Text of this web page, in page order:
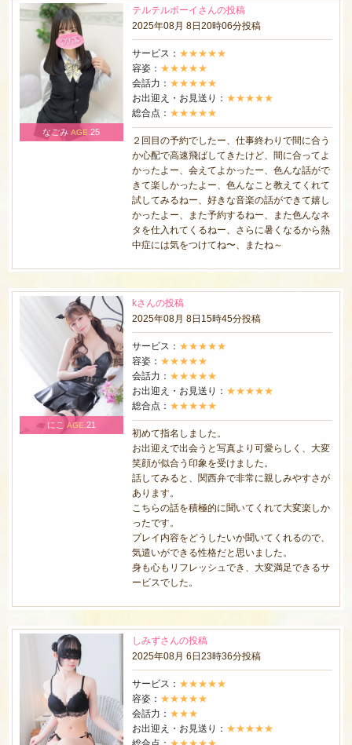
なごみAGE.25
テルテルボーイさんの投稿
2025年08月 8日20時06分投稿
サービス： ★★★★★
容姿： ★★★★★
会話力： ★★★★★
お出迎え・お見送り： ★★★★★
総合点： ★★★★★
２回目の予約でしたー、仕事終わりで間に合う
か心配で高速飛ばしてきたけど、間に合ってよ
かったよー、会えてよかったー、色んな話がで
きて楽しかったよー、色んなこと教えてくれて
試してみるねー、好きな音楽の話ができて嬉し
かったよー、また予約するねー、また色んなネ
タを仕入れてくるねー、さらに暑くなるから熱
中症には気をつけてね〜、またね～
にこ AGE. 21
kさんの投稿
2025年08月 8日15時45分投稿
サービス： ★★★★★
容姿： ★★★★★
会話力： ★★★★★
お出迎え・お見送り： ★★★★★
総合点： ★★★★★
初めて指名しました。
お出迎えで出会うと写真より可愛らしく、大変
笑顔が似合う印象を受けました。
話してみると、関西弁で非常に親しみやすさが
あります。
こちらの話を積極的に聞いてくれて大変楽しか
ったです。
プレイ内容をどうしたいか聞いてくれるので、
気遣いができる性格だと思いました。
身も心もリフレッシュでき、大変満足できるサ
ービスでした。
しみずさんの投稿
2025年08月 6日23時36分投稿
サービス： ★★★★★
容姿： ★★★★★
会話力： ★★★
お出迎え・お見送り： ★★★★★